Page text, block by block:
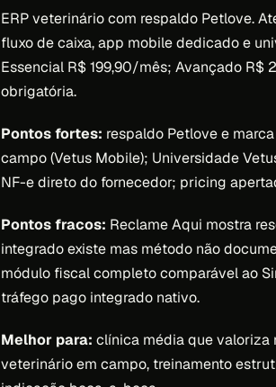
ERP veterinário com respaldo Petlove.
fluxo de caixa, app mobile dedicado e
Essencial R$ 199,90/mês; Avançado R$
obrigatória.
Pontos fortes: respaldo Petlove e
campo (Vetus Mobile); Universidade
NF-e direto do fornecedor; pricing
Pontos fracos: Reclame Aqui mostra
integrado existe mas método não
módulo fiscal completo comparável ao
tráfego pago integrado nativo.
Melhor para: clínica média que valoriza
veterinário em campo, treinamento